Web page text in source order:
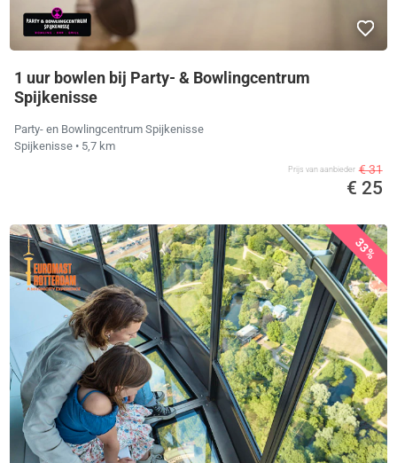
1 uur bowlen bij Party- & Bowlingcentrum
Spijkenisse
Party- en Bowlingcentrum Spijkenisse
Spijkenisse • 5,7 km
Prijs van aanbieder € 31
€ 25
33%